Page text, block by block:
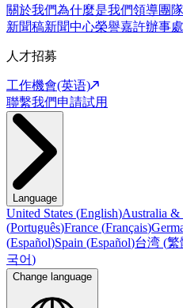
關於我們為什麼是我們領導團隊
新聞稿新聞中心榮譽嘉許辦事
人才招募
工作機會(英语)
聯繫我們申請試用
Language
United States (English)Australia &
(Português)France (Français)
(Español)Spain (Español)台湾 (繁
국어)
Change language